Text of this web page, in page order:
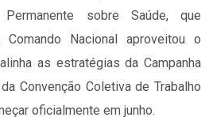
Permanente sobre Saúde, que
Comando Nacional aproveitou o
as estratégias da Campanha
Convenção Coletiva de Trabalho
oficialmente em junho.